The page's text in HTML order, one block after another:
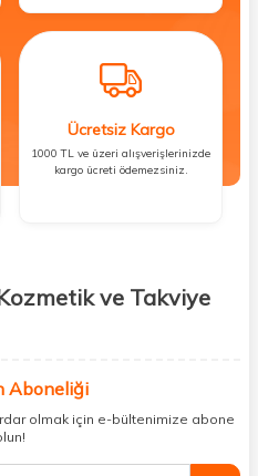
Ücretsiz Kargo
1000 TL ve üzeri alışverişlerinizde
kargo ücreti ödemezsiniz.
ve Takviye
ürünlerini sizlerle
dolaşmanıza gerek yok;
altında topluyor ve kapınıza kadar
Aboneliği
olmak için e-bültenimize abone